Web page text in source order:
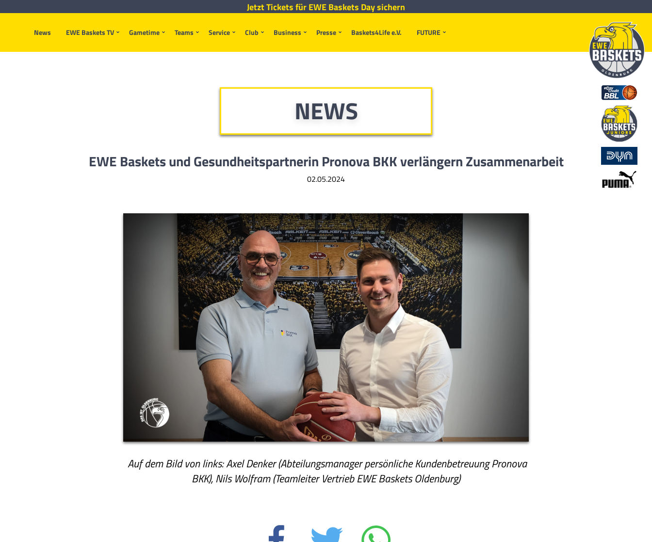
News EWE Baskets TV Gametime Teams Service Club Business Presse Baskets4Life e.V. FUTURE
Jetzt Tickets für EWE Baskets Day sichern
NEWS
EWE Baskets und Gesundheitspartnerin Pronova BKK verlängern Zusammenarbeit
02.05.2024
Auf dem Bild von links: Axel Denker (Abteilungsmanager persönliche Kundenbetreuung Pronova
BKK), Nils Wolfram (Teamleiter Vertrieb EWE Baskets Oldenburg)